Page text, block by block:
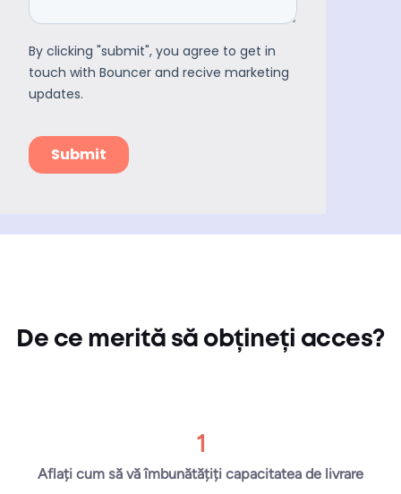
De ce merită să obțineți acces?
1
Aflați cum să vă îmbunătățiți capacitatea de livrare